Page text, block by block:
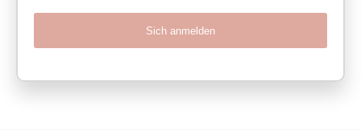
Sich anmelden